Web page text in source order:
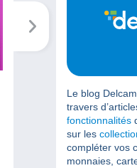
Le blog
travers
fonctionnalités
sur les
compléter vos
monnaies,